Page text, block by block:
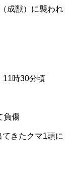
成獣）に襲われ
11時30分頃
負傷
きたクマ1頭に